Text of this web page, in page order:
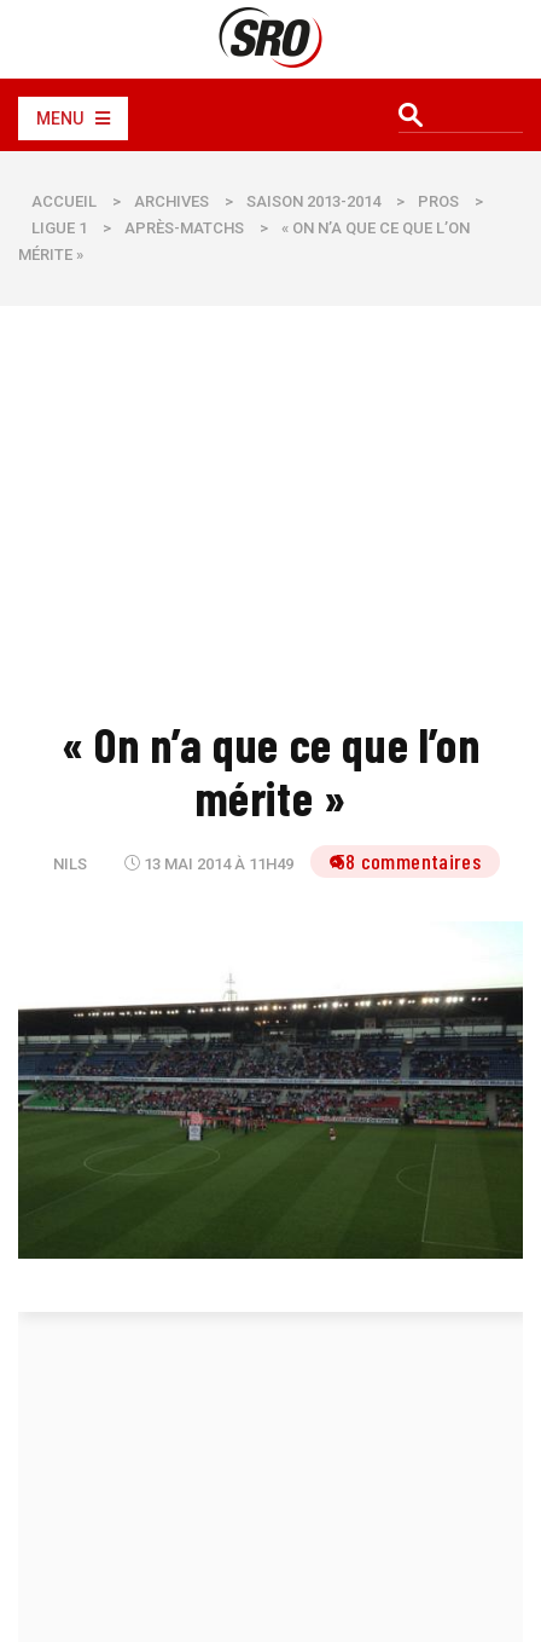
MENU
ACCUEIL > ARCHIVES > SAISON 2013-2014 > PROS
>
LIGUE 1
> APRÈS-MATCHS >
« ON N’A QUE CE QUE L’ON
MÉRITE »
« On n’a que ce que l’on
mérite »
NILS 13 MAI 2014 À 11H49 58 commentaires